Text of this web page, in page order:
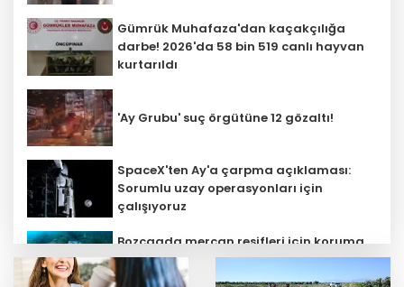
Gümrük Muhafaza'dan kaçakçılığa
darbe! 2026'da 58 bin 519 canlı hayvan
kurtarıldı
'Ay Grubu' suç örgütüne 12 gözaltı!
SpaceX'ten Ay'a çarpma açıklaması:
Sorumlu uzay operasyonları için
çalışıyoruz
Bozcaada mercan resifleri için koruma
seferberliği... 180 deniz canlısı türü kayıt
altına alındı